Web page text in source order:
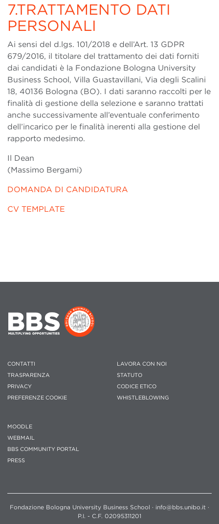
7.TRATTAMENTO DATI
PERSONALI
Ai sensi del d.lgs. 101/2018 e dell’Art. 13 GDPR
679/2016, il titolare del trattamento dei dati forniti
dai candidati è la Fondazione Bologna University
Business School, Villa Guastavillani, Via degli Scalini
18, 40136 Bologna (BO). I dati saranno raccolti per le
finalità di gestione della selezione e saranno trattati
anche successivamente all’eventuale conferimento
dell’incarico per le finalità inerenti alla gestione del
rapporto medesimo.
Il Dean
(Massimo Bergami)
DOMANDA DI CANDIDATURA
CV TEMPLATE
CONTATTI
TRASPARENZA
PRIVACY
PREFERENZE COOKIE
LAVORA CON NOI
STATUTO
CODICE ETICO
WHISTLEBLOWING
MOODLE
WEBMAIL
BBS COMMUNITY PORTAL
PRESS
Fondazione Bologna University Business School · info@bbs.unibo.it ·
P.I. - C.F. 02095311201